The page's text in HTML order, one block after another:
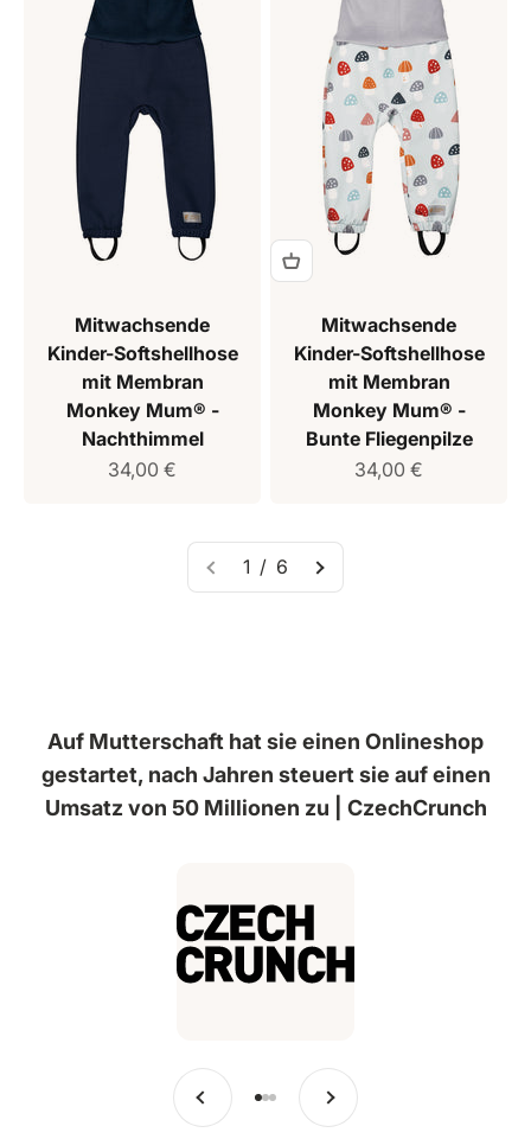
Mitwachsende
Kinder-Softshellhose
mit Membran
Monkey Mum® -
Nachthimmel
Verkaufspreis
34,00 €
Mitwachsende
Kinder-Softshellhose
mit Membran
Monkey Mum® -
Bunte Fliegenpilze
Verkaufspreis
34,00 €
1 / 6
Auf Mutterschaft hat sie einen Onlineshop
gestartet, nach Jahren steuert sie auf einen
Umsatz von 50 Millionen zu | CzechCrunch
Vorherige
Zu Eintrag 1 springen
Zu Eintrag 2 springen
Zu Eintrag 3 springen
Weiter